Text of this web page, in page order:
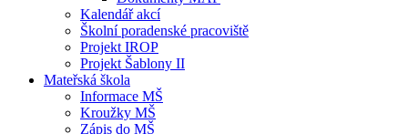
Kalendář akcí
Školní poradenské pracoviště
Projekt IROP
Projekt Šablony II
Mateřská škola
Informace MŠ
Kroužky MŠ
Zápis do MŠ